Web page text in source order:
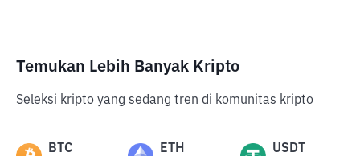
Temukan Lebih Banyak Kripto
Seleksi kripto yang sedang tren di komunitas kripto
BTC ETH USDT